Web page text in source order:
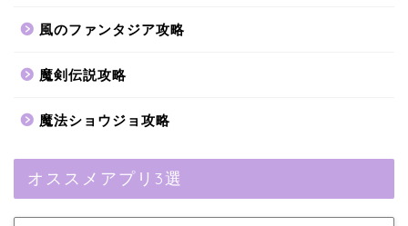
風のファンタジア攻略
魔剣伝説攻略
魔法ショウジョ攻略
オススメアプリ3選